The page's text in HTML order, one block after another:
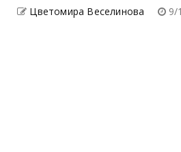
Цветомира Веселинова 9/